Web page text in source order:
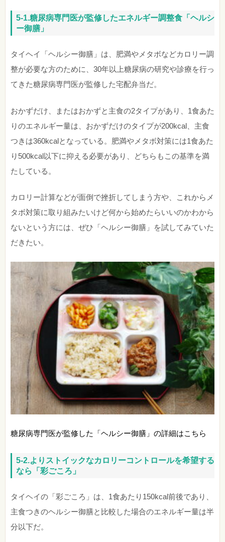
5-1.糖尿病専門医が監修したエネルギー調整食「ヘルシ
ー御膳」
タイヘイ「ヘルシー御膳」は、肥満やメタボなどカロリー調
整が必要な方のために、30年以上糖尿病の研究や診療を行っ
てきた糖尿病専門医が監修した宅配弁当だ。
おかずだけ、またはおかずと主食の2タイプがあり、1食あた
りのエネルギー量は、おかずだけのタイプが200kcal、主食
つきは360kcalとなっている。肥満やメタボ対策には1食あた
り500kcal以下に抑える必要があり、どちらもこの基準を満
たしている。
カロリー計算などが面倒で挫折してしまう方や、これからメ
タボ対策に取り組みたいけど何から始めたらいいのかわから
ないという方には、ぜひ「ヘルシー御膳」を試してみていた
だきたい。
糖尿病専門医が監修した「ヘルシー御膳」の詳細はこちら
5-2.よりストイックなカロリーコントロールを希望する
なら「彩ごころ」
タイヘイの「彩ごころ」は、1食あたり150kcal前後であり、
主食つきのヘルシー御膳と比較した場合のエネルギー量は半
分以下だ。